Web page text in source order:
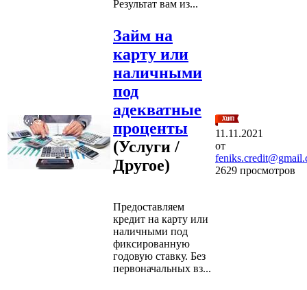
Результат вам из...
Займ на
карту или
наличными
под
адекватные
проценты
(Услуги /
Другое)
Предоставляем
кредит на карту или
наличными под
фиксированную
годовую ставку. Без
первоначальных вз...
11.11.2021
от
2629 просмотров